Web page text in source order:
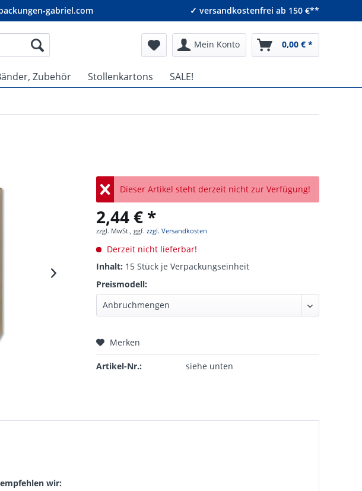
gabriel.com ✓ versandkostenfrei ab 150 €**
Mein Konto 0,00 € *
Zubehör Stollenkartons SALE!
Dieser Artikel steht derzeit nicht zur Verfügung!
2,44 € *
zzgl. MwSt., ggf. zzgl. Versandkosten
Derzeit nicht lieferbar!
Inhalt: 15 Stück je Verpackungseinheit
Preismodell:
Merken
Artikel-Nr.: siehe unten
wir: